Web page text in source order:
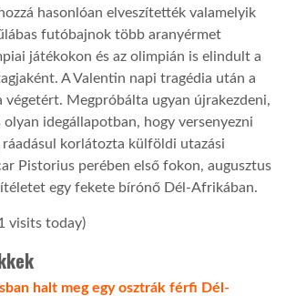
hasonlóan elveszítették valamelyik
futóbajnok több aranyérmet
játékokon és az olimpián is elindult a
A Valentin napi tragédia után a
végetért. Megpróbálta ugyan újrakezdeni,
idegállapotban, hogy versenyezni
korlátozta külföldi utazási
Pistorius perében első fokon, augusztus
egy fekete bírónő Dél-Afrikában.
visits today)
halt meg egy osztrák férfi Dél-